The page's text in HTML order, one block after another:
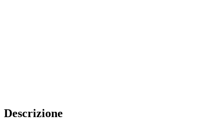
Descrizione